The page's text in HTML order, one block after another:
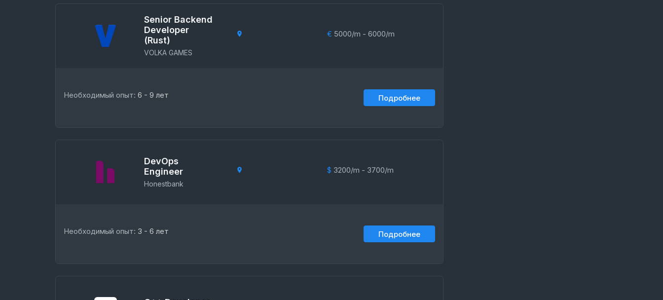
Senior Backend
Developer
(Rust)
VOLKA GAMES
€ 5000/m - 6000/m
Необходимый опыт: 6 - 9 лет Подробнее
DevOps
Engineer
Honestbank
$ 3200/m - 3700/m
Необходимый опыт: 3 - 6 лет Подробнее